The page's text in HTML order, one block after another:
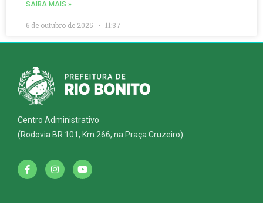
SAIBA MAIS »
6 de outubro de 2025 11:37
Centro Administrativo
(Rodovia BR 101, Km 266, na Praça Cruzeiro)